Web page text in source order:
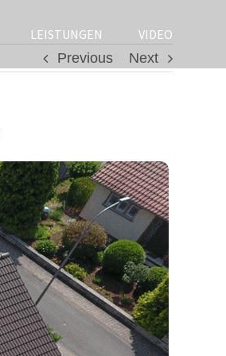
LEISTUNGEN
VIDEO
Previous
Next